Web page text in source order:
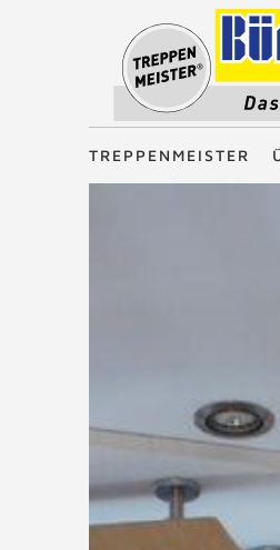
Treppenmeister - Das
TREPPENMEISTER